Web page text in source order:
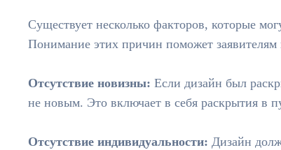
Существует несколько факторов, которые
Понимание этих причин поможет
Отсутствие новизны: Если дизайн был
не новым. Это включает в себя раскрытия в
Отсутствие индивидуальности: Дизайн